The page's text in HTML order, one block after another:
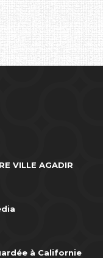
VILLE AGADIR
à Californie